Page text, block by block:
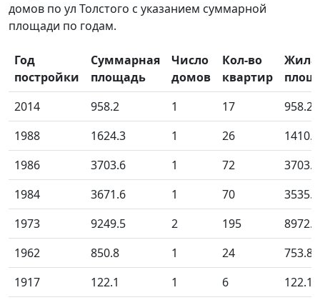
домов по ул Толстого с указанием суммарной
площади по годам.
Год
постройки
Суммарная
площадь
Число
домов
Кол-во
квартир
2014
958.2 1 17
958.20
1988
1624.3 1 26
1986
3703.6 1 72
1984
3671.6 1 70
1973
9249.5 2 195
1962
850.8 1 24
753.80
1917
122.1 1 6 122.10